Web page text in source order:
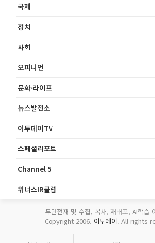
국제
정치
사회
오피니언
문화·라이프
뉴스발전소
이투데이TV
스페셜리포트
Channel 5
위너스IR클럽
무단전재 및 수집, 복사, 재배포, AI학습
Copyright 2006. 이투데이. All rights